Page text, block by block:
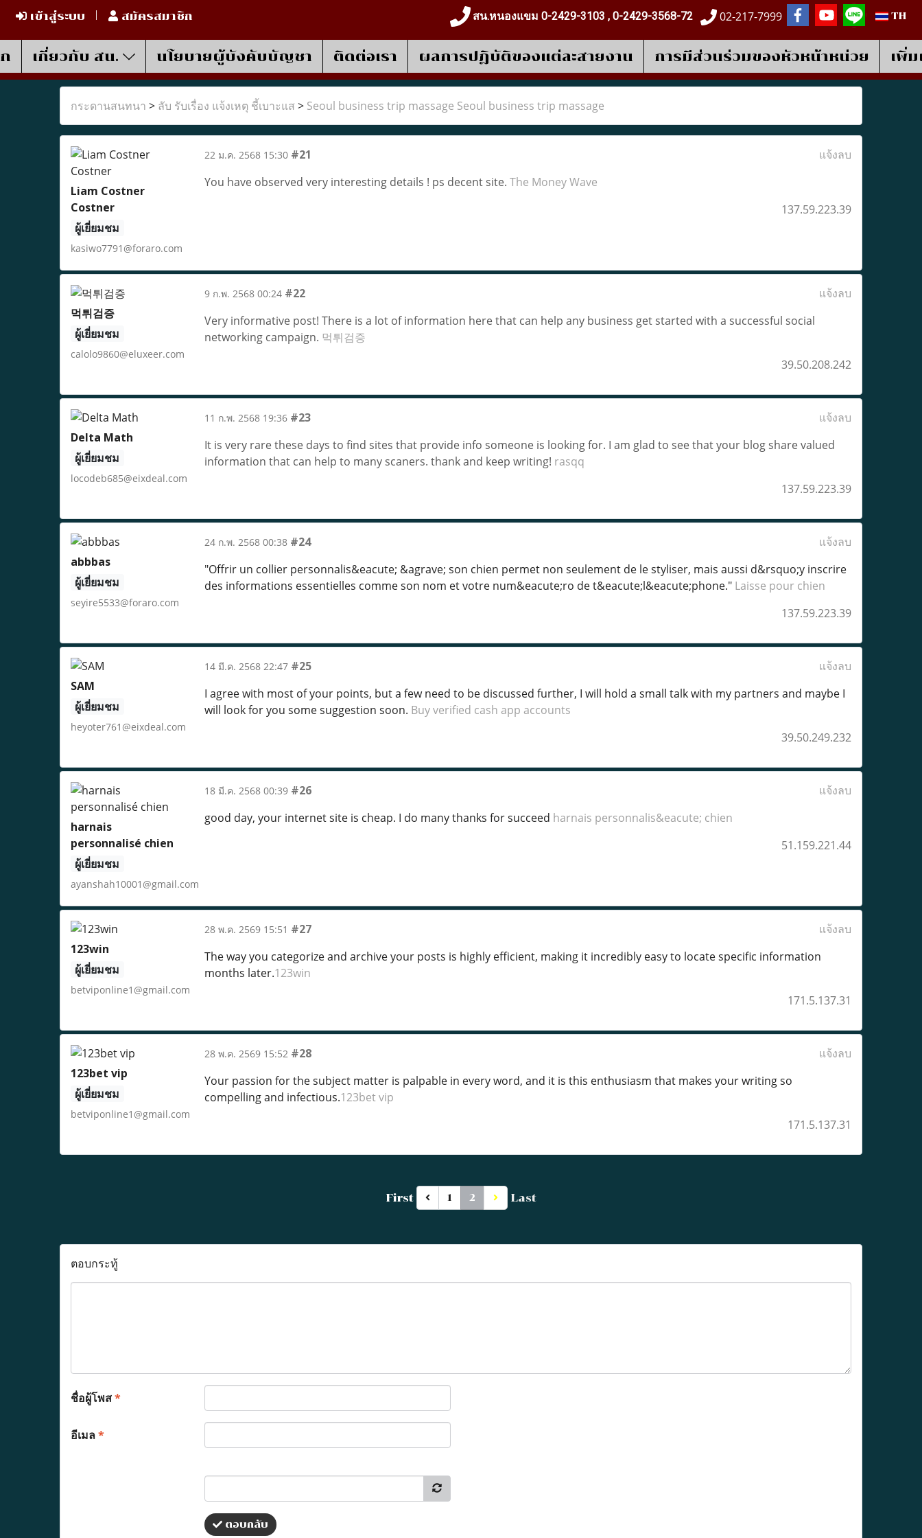
เข้าสู่ระบบ สมัครสมาชิก สน.หนองแขม 0-2429-3103 , 0-2429-3568-72 02-217-7999 TH
เกี่ยวกับ สน. นโยบายผู้บังคับบัญชา ติดต่อเรา ผลการปฎิบัติของแต่ละสายงาน การมีส่วนร่วมของหัวหน้าหน่วย เพิ่
กระดานสนทนา > ลับ รับเรื่อง แจ้งเหตุ ชี้เบาะแส > Seoul business trip massage Seoul business trip massage
Liam Costner
Costner
ผู้เยี่ยมชม
kasiwo7791@foraro.com
22 ม.ค. 2568 15:30 #21
แจ้งลบ
You have observed very interesting details ! ps decent site. The Money Wave
137.59.223.39
먹튀검증
ผู้เยี่ยมชม
calolo9860@eluxeer.com
9 ก.พ. 2568 00:24 #22
แจ้งลบ
Very informative post! There is a lot of information here that can help any business get started with a successful social
networking campaign. 먹튀검증
39.50.208.242
Delta Math
ผู้เยี่ยมชม
locodeb685@eixdeal.com
11 ก.พ. 2568 19:36 #23
แจ้งลบ
It is very rare these days to find sites that provide info someone is looking for. I am glad to see that your blog share valued
information that can help to many scaners. thank and keep writing! rasqq
137.59.223.39
abbbas
ผู้เยี่ยมชม
seyire5533@foraro.com
24 ก.พ. 2568 00:38 #24
แจ้งลบ
"Offrir un collier personnalis&eacute; &agrave; son chien permet non seulement de le styliser, mais aussi d&rsquo;y inscrire
des informations essentielles comme son nom et votre num&eacute;ro de t&eacute;l&eacute;phone." Laisse pour chien
137.59.223.39
SAM
ผู้เยี่ยมชม
heyoter761@eixdeal.com
14 มี.ค. 2568 22:47 #25
แจ้งลบ
I agree with most of your points, but a few need to be discussed further, I will hold a small talk with my partners and maybe I
will look for you some suggestion soon. Buy verified cash app accounts
39.50.249.232
harnais
personnalisé chien
ผู้เยี่ยมชม
ayanshah10001@gmail.com
18 มี.ค. 2568 00:39 #26
แจ้งลบ
good day, your internet site is cheap. I do many thanks for succeed harnais personnalis&eacute; chien
51.159.221.44
123win
ผู้เยี่ยมชม
betviponline1@gmail.com
28 พ.ค. 2569 15:51 #27
แจ้งลบ
The way you categorize and archive your posts is highly efficient, making it incredibly easy to locate specific information
months later.123win
171.5.137.31
123bet vip
ผู้เยี่ยมชม
betviponline1@gmail.com
28 พ.ค. 2569 15:52 #28
แจ้งลบ
Your passion for the subject matter is palpable in every word, and it is this enthusiasm that makes your writing so
compelling and infectious.123bet vip
171.5.137.31
First 1 2 Last
ตอบกระทู้
ชื่อผู้โพส*
อีเมล*
ตอบกลับ